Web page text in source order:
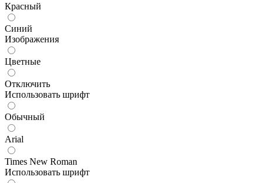
Красный
Синий
Изображения
Цветные
Отключить
Использовать шрифт
Обычный
Arial
Times New Roman
Использовать шрифт